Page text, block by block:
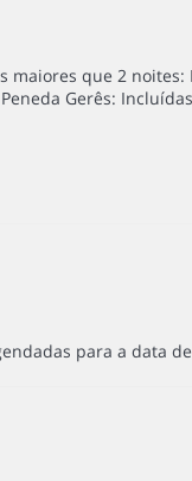
maiores que 2
Gerês: Incluídas
para a data